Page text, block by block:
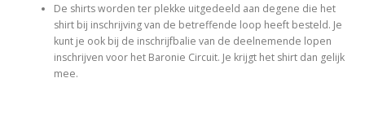
De shirts worden ter plekke uitgedeeld aan degene die het
shirt bij inschrijving van de betreffende loop heeft besteld. Je
kunt je ook bij de inschrijfbalie van de deelnemende lopen
inschrijven voor het Baronie Circuit. Je krijgt het shirt dan gelijk
mee.